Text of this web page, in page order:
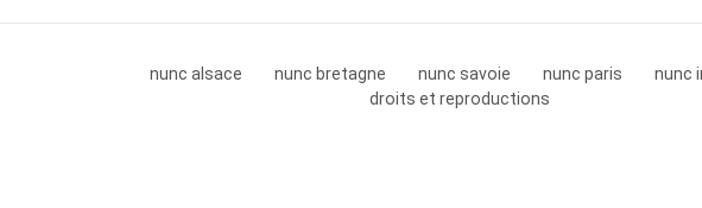
nunc alsace nunc bretagne nunc savoie nunc paris
nunc
droits et reproductions